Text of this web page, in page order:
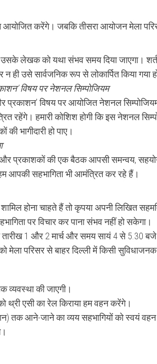
आयोजित करेंगे। जबकि तीसरा आयोजन मेला
लेखक को यथा संभव समय दिया जाएगा। शर्त
उसे सार्वजनिक रूप से लोकार्पित किया गया
विषय पर नेशनल सिम्पोजियम
और प्रकाशन’ विषय पर आयोजित नेशनल
रहेंगे। हमारी कोशिश होगी कि इस नेशनल
भागीदारी हो पाए।
और प्रकाशकों की एक बैठक आपसी समन्वय,
आपकी सहभागिता भी आमंत्रित कर रहे हैं।
होना चाहते हैं तो कृपया अपनी लिखित
पर विचार कर पाना संभव नहीं हो सकेगा।
1 और 2 मार्च और समय सायं 4 से 5.30 बजे
मेला परिसर से बाहर दिल्ली में किसी
व्यवस्था की जाएगी।
एसी का रेल किराया हम वहन करेंगे।
तक आने-जाने का व्यय सहभागियों को स्वयं